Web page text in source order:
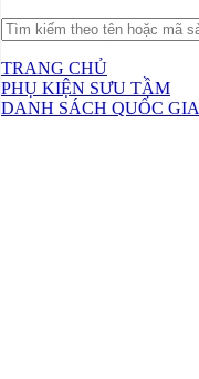
TRANG CHỦ
PHỤ KIỆN SƯU TẦM
DANH SÁCH QUỐC GIA